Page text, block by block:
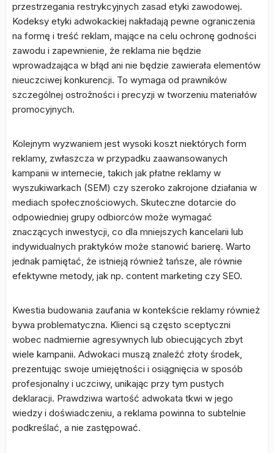
przestrzegania restrykcyjnych zasad etyki zawodowej.
Kodeksy etyki adwokackiej nakładają pewne ograniczenia
na formę i treść reklam, mające na celu ochronę godności
zawodu i zapewnienie, że reklama nie będzie
wprowadzająca w błąd ani nie będzie zawierała elementów
nieuczciwej konkurencji. To wymaga od prawników
szczególnej ostrożności i precyzji w tworzeniu materiałów
promocyjnych.
Kolejnym wyzwaniem jest wysoki koszt niektórych form
reklamy, zwłaszcza w przypadku zaawansowanych
kampanii w internecie, takich jak płatne reklamy w
wyszukiwarkach (SEM) czy szeroko zakrojone działania w
mediach społecznościowych. Skuteczne dotarcie do
odpowiedniej grupy odbiorców może wymagać
znaczących inwestycji, co dla mniejszych kancelarii lub
indywidualnych praktyków może stanowić barierę. Warto
jednak pamiętać, że istnieją również tańsze, ale równie
efektywne metody, jak np. content marketing czy SEO.
Kwestia budowania zaufania w kontekście reklamy również
bywa problematyczna. Klienci są często sceptyczni
wobec nadmiernie agresywnych lub obiecujących zbyt
wiele kampanii. Adwokaci muszą znaleźć złoty środek,
prezentując swoje umiejętności i osiągnięcia w sposób
profesjonalny i uczciwy, unikając przy tym pustych
deklaracji. Prawdziwa wartość adwokata tkwi w jego
wiedzy i doświadczeniu, a reklama powinna to subtelnie
podkreślać, a nie zastępować.